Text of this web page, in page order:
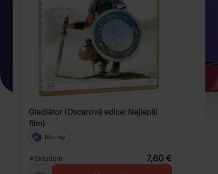
Gladiátor (Oscarová edice: Nejlepší
film)
Blu-ray
Skladom 7,60 €